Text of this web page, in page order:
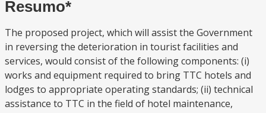
Resumo*
The proposed project, which will assist the Government
in reversing the deterioration in tourist facilities and
services, would consist of the following components: (i)
works and equipment required to bring TTC hotels and
lodges to appropriate operating standards; (ii) technical
assistance to TTC in the field of hotel maintenance,